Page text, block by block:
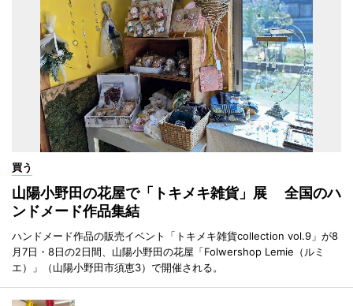
買う
山陽小野田の花屋で「トキメキ雑貨」展 全国のハ
ンドメード作品集結
ハンドメード作品の販売イベント「トキメキ雑貨collection vol.9」が8
月7日・8日の2日間、山陽小野田の花屋「Folwershop Lemie（ルミ
エ）」（山陽小野田市須恵3）で開催される。